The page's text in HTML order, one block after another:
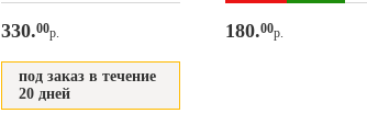
330.00р.
под заказ в течение
20 дней
180.00р.